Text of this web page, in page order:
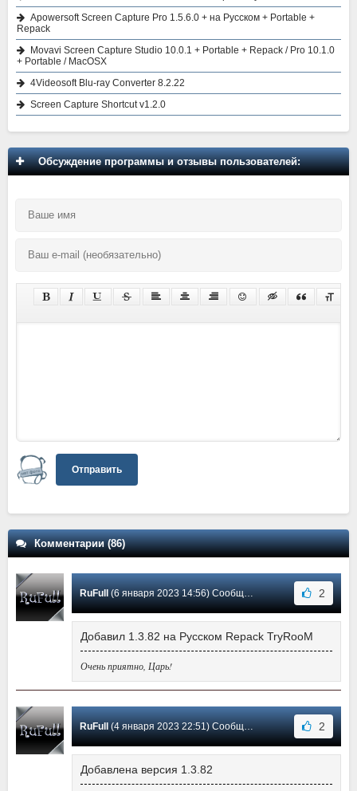
Apowersoft Screen Capture Pro 1.5.6.0 + на Русском + Portable +
Repack
Movavi Screen Capture Studio 10.0.1 + Portable + Repack / Pro 10.1.0
+ Portable / MacOSX
4Videosoft Blu-ray Converter 8.2.22
Screen Capture Shortcut v1.2.0
Обсуждение программы и отзывы пользователей:
Отправить
Комментарии (86)
RuFull (6 января 2023 14:56) Сообщение #64 2
Добавил 1.3.82 на Русском Repack TryRooM
Очень приятно, Царь!
RuFull (4 января 2023 22:51) Сообщение #63 2
Добавлена версия 1.3.82